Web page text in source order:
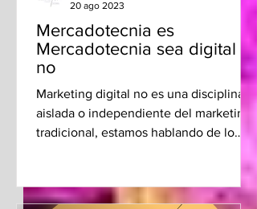
Mercadotecnia es
Mercadotecnia sea digital o
no
Marketing digital no es una disciplina
aislada o independiente del marketing
tradicional, estamos hablando de lo
20 ago 2023